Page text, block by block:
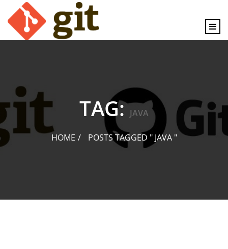
content
TAG:JAVA
HOME POSTS TAGGED " JAVA "